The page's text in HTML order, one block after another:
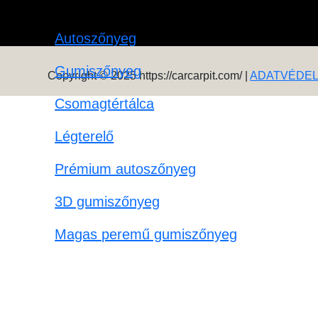
Autoszőnyeg
Gumiszőnyeg
Csomagtértálca
Légterelő
Prémium autoszőnyeg
3D gumiszőnyeg
Magas peremű gumiszőnyeg
Copyright © 2025 https://carcarpit.com/ |